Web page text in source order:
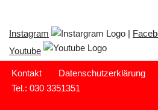
Instagram |
Youtube
Kontakt Datenschutzerklärung
Tel.: 030 3351351